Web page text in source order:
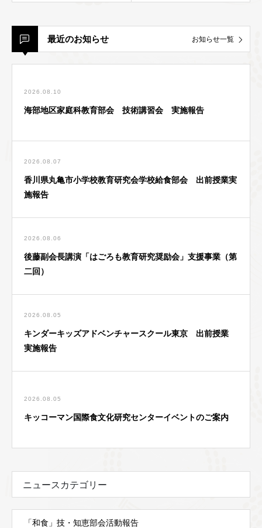
最近のお知らせ お知らせ一覧
2026.08.10
海部地区家庭科教育部会 技術講習会 実施報告
2026.08.07
香川県丸亀市小学校教育研究会学校給食部会 出前授業実
施報告
2026.08.06
後藤副会長講演「はごろも教育研究奨励会」支援事業（第
二回）
2026.08.05
キンダーキッズアドベンチャースクール東京 出前授業
実施報告
2026.08.05
キッコーマン国際食文化研究センターイベントのご案内
ニュースカテゴリー
「和食」技・知恵部会活動報告